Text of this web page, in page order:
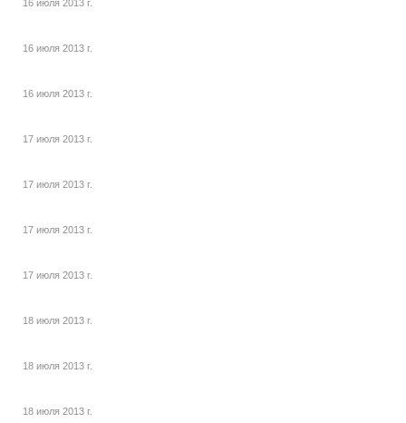
16 июля 2013 г.
16 июля 2013 г.
16 июля 2013 г.
17 июля 2013 г.
17 июля 2013 г.
17 июля 2013 г.
17 июля 2013 г.
18 июля 2013 г.
18 июля 2013 г.
18 июля 2013 г.